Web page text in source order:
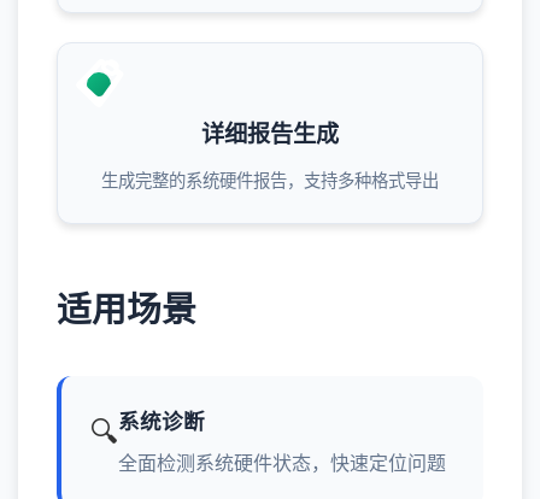
📋
详细报告生成
生成完整的系统硬件报告，支持多种格式导出
适用场景
🔍系统诊断
全面检测系统硬件状态，快速定位问题